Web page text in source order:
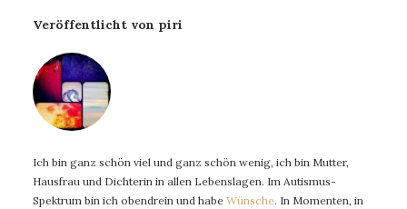
Veröffentlicht von piri
Ich bin ganz schön viel und ganz schön wenig, ich bin Mutter,
Hausfrau und Dichterin in allen Lebenslagen. Im Autismus-
Spektrum bin ich obendrein und habe Wünsche. In Momenten, in